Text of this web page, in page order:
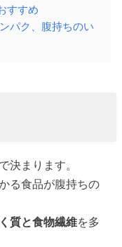
すすめ
パク、腹持ちのい
決まります。
る食品が腹持ちの
質と食物繊維を多